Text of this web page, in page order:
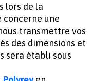
lors de la
une
transmettre vos
des dimensions et
sera établi sous